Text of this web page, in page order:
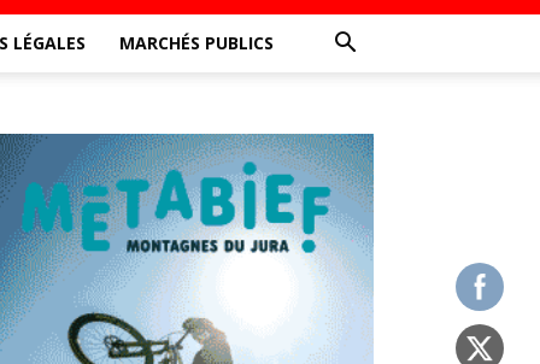
LÉGALES MARCHÉS PUBLICS